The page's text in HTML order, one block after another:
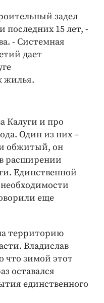
задел
последних 15 лет, -
- Системная
дает
жилья.
Калуги и про
Один из них –
обжитый, он
расширении
Единственной
еще
территорию
Владислав
что зимой этот
оставался
единственного